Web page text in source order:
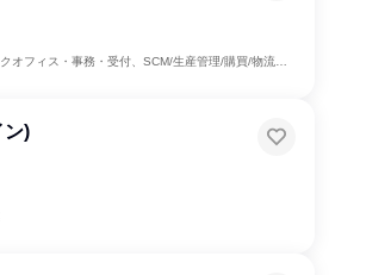
オフィス・事務・受付、SCM/生産管理/購買/物流、製造・生産工程
ン)